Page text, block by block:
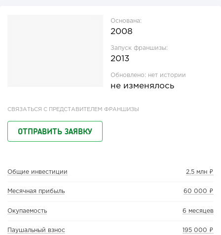
Основана:
2008
Запуск франшизы:
2013
Обновлено: нет истории
не изменялось
СВЯЗАТЬСЯ С ПРЕДСТАВИТЕЛЕМ ФРАНШИЗЫ
ОТПРАВИТЬ ЗАЯВКУ
Общие инвестиции 2,5 млн ₽
Месячная прибыль 60 000 ₽
Окупаемость 6 месяцев
Паушальный взнос 195 000 ₽